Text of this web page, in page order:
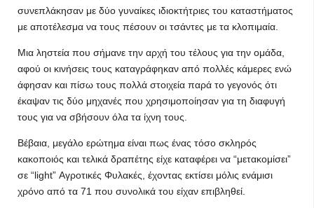
συνεπλάκησαν με δύο γυναίκες ιδιοκτήτριες του καταστήματος
με αποτέλεσμα να τους πέσουν οι τσάντες με τα κλοπιμαία.
Μια ληστεία που σήμανε την αρχή του τέλους για την ομάδα,
αφού οι κινήσεις τους καταγράφηκαν από πολλές κάμερες ενώ
άφησαν και πίσω τους πολλά στοιχεία παρά το γεγονός ότι
έκαψαν τις δύο μηχανές που χρησιμοποίησαν για τη διαφυγή
τους για να σβήσουν όλα τα ίχνη τους.
Βέβαια, μεγάλο ερώτημα είναι πως ένας τόσο σκληρός
κακοποιός και τελικά δραπέτης είχε καταφέρει να “μετακομίσει”
σε “light” Αγροτικές Φυλακές, έχοντας εκτίσει μόλις ενάμισι
χρόνο από τα 71 που συνολικά του είχαν επιβληθεί.